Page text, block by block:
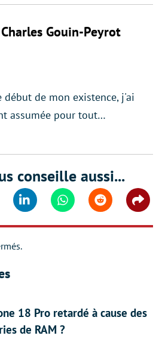
Charles Gouin-Peyrot
début de mon existence, j'ai
assumée pour tout…
conseille aussi...
Linkedin WhatsappReddit
18 Pro retardé à cause des
de RAM ?